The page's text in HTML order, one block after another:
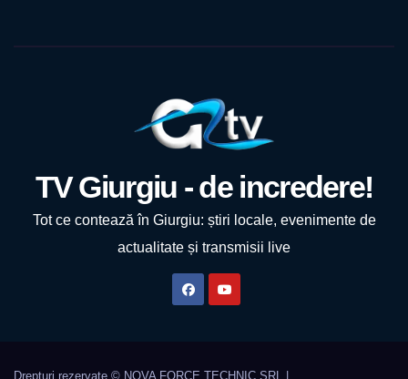
TV Giurgiu - de incredere!
Tot ce contează în Giurgiu: știri locale, evenimente de
actualitate și transmisii live